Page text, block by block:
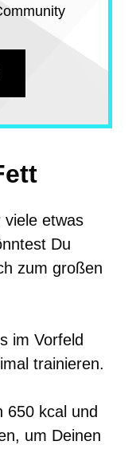
etwas
Du
zum großen
im Vorfeld
trainieren.
650 kcal und
um Deinen